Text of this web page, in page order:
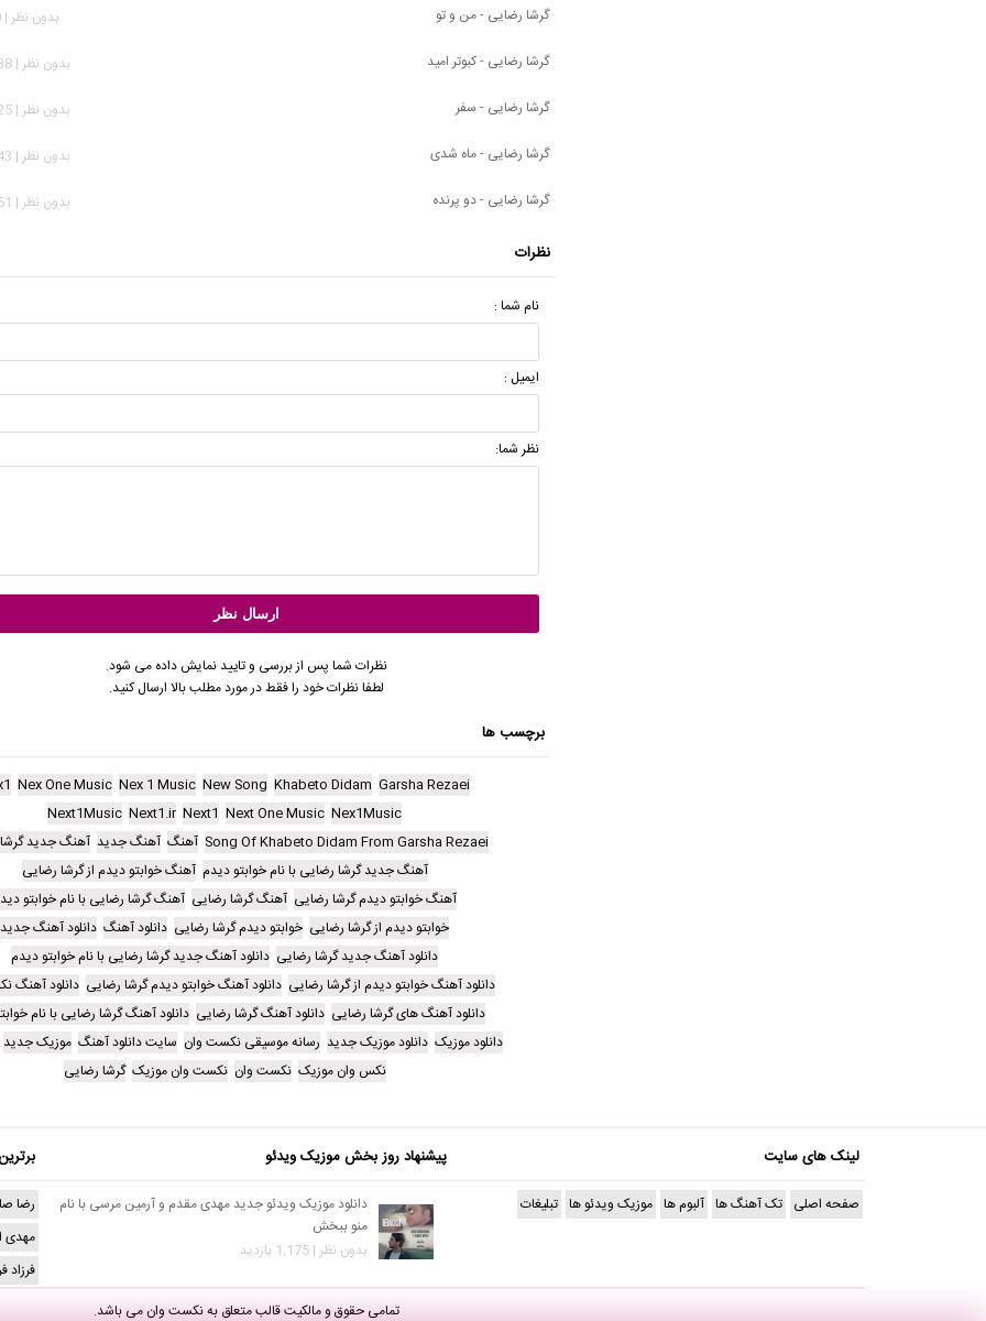
گرشا رضایی - من و تو
بدون نظر | 610 بازدید
گرشا رضایی - کبوتر امید
بدون نظر | 1,238 بازدید
گرشا رضایی - سفر
بدون نظر | 1,125 بازدید
گرشا رضایی - ماه شدی
بدون نظر | 1,243 بازدید
گرشا رضایی - دو پرنده
بدون نظر | 1,051 بازدید
نظرات
نام شما :
ایمیل :
نظر شما:
نظرات شما پس از بررسی و تایید نمایش داده می شود.
لطفا نظرات خود را فقط در مورد مطلب بالا ارسال کنید.
برچسب ها
Garsha Rezaei
Khabeto Didam
New Song
Nex 1 Music
Nex One Music
Nex1Music
Next One Music
Next1
Next1.ir
Next1Music
Song Of Khabeto Didam From Garsha Rezaei آهنگ آهنگ جدید آهنگ جدید
آهنگ جدید گرشا رضایی با نام خوابتو دیدم آهنگ خوابتو دیدم از گرشا رضایی
آهنگ خوابتو دیدم گرشا رضایی آهنگ گرشا رضایی آهنگ گرشا رضایی با نام خوابتو
خوابتو دیدم از گرشا رضایی خوابتو دیدم گرشا رضایی دانلود آهنگ دانلود آهنگ جدید
دانلود آهنگ جدید گرشا رضایی دانلود آهنگ جدید گرشا رضایی با نام خوابتو دیدم
دانلود آهنگ خوابتو دیدم از گرشا رضایی دانلود آهنگ خوابتو دیدم گرشا رضایی دانلود آهنگ
دانلود آهنگ های گرشا رضایی دانلود آهنگ گرشا رضایی دانلود آهنگ گرشا رضایی با نام
دانلود موزیک دانلود موزیک جدید رسانه موسیقی نکست وان سایت دانلود آهنگ موزیک جدید
نکس وان موزیک نکست وان نکست وان موزیک گرشا رضایی
لینک های سایت
صفحه اصلی تک آهنگ ها آلبوم ها موزیک ویدئو ها تبلیغات
پیشنهاد روز بخش موزیک ویدئو
دانلود موزیک ویدئو جدید مهدی مقدم و آرمین مرسی با نام
منو ببخش
بدون نظر | 1,175 بازدید
رضا
مهدی
فرزاد
تمامی حقوق و مالکیت قالب متعلق بهنکست وانمی باشد.